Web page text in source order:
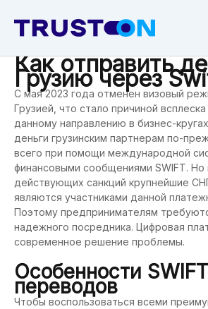
content
Как отправить
Грузию через
С мая 2023 года отменен визовый
Грузией, что стало причиной
данному направлению в бизнес-
деньги грузинским партнерам по-
всего при помощи международной
финансовыми сообщениями SWIFT. Но
действующих санкций крупнейшие
являются участниками данной
Поэтому предпринимателям
надежного посредника. Цифровая
современное решение проблемы.
Особенности
переводов
Чтобы воспользоваться всеми